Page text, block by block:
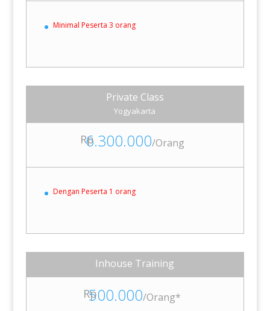
Minimal Peserta 3 orang
Private Class
Yogyakarta
Rp
6.300.000/Orang
Dengan Peserta 1 orang
Inhouse Training
Rp
500.000/Orang*